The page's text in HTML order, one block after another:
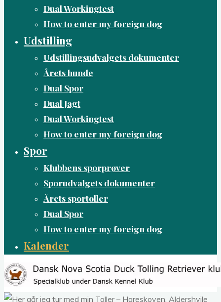
Dual Workingtest
How to enter my foreign dog
Udstilling
Udstillingsudvalgets dokumenter
Årets hunde
Dual Spor
Dual Jagt
Dual Workingtest
How to enter my foreign dog
Spor
Klubbens sporprøver
Sporudvalgets dokumenter
Årets sportoller
Dual Spor
How to enter my foreign dog
Kalender